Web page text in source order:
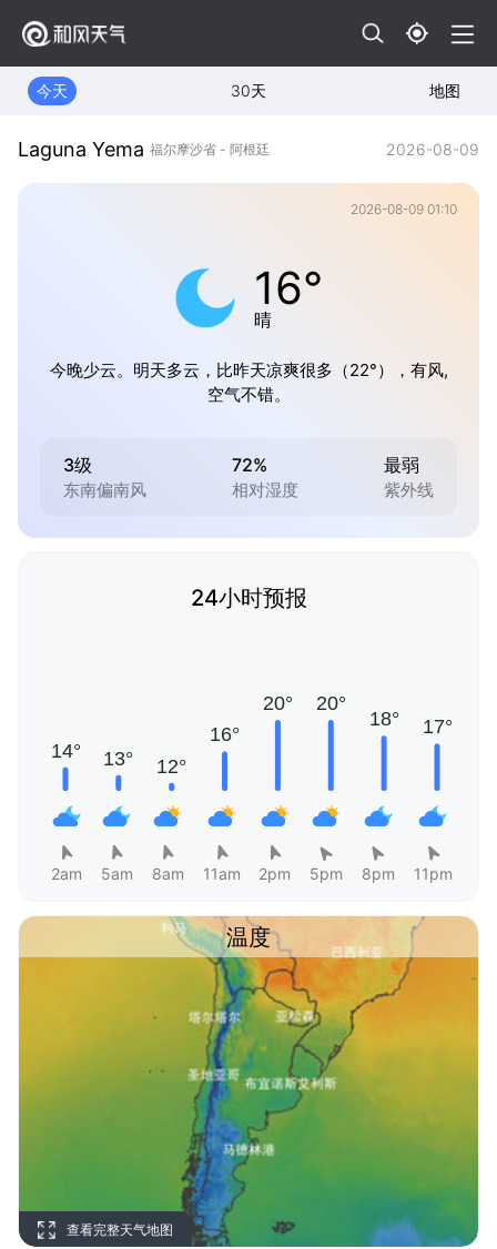
今天 30天 地图
Laguna Yema 福尔摩沙省 - 阿根廷 2026-08-09
2026-08-09 01:10
16°
晴
今晚少云。明天多云，比昨天凉爽很多（22°），有风,
空气不错。
3级
东南偏南风
72%
相对湿度
最弱
紫外线
24小时预报
2am 5am 8am 11am 2pm 5pm 8pm 11pm
温度
查看完整天气地图